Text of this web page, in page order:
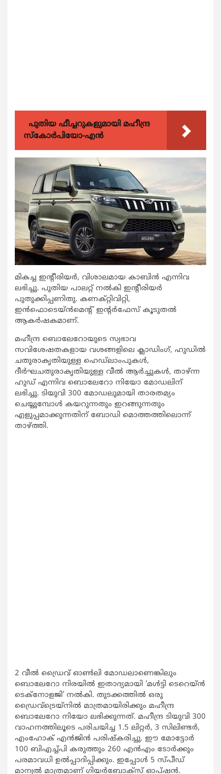
പുതിയ ഫീച്ചറുകളുമായി മഹീന്ദ്ര
സ്കോർപിയോ-എൻ
മികച്ച ഇന്റീരിയര്‍, വിശാലമായ കാബിന്‍ എന്നിവ
ലഭിച്ചു. പുതിയ പാലറ്റ് നല്‍കി ഇന്റീരിയര്‍
പുതുക്കിപ്പണിതു. കണക്റ്റിവിറ്റി,
ഇന്‍ഫൊടെയ്ന്‍മെന്റ് ഇന്റര്‍ഫേസ് കൂടുതല്‍
ആകര്‍ഷകമാണ്.
മഹീന്ദ്ര ബൊലേറോയുടെ സ്വഭാവ
സവിശേഷതകളായ വശങ്ങളിലെ ക്ലാഡിംഗ്, ഹുഡില്‍
ചതുരാകൃതിയുള്ള ഹെഡ്‌ലാംപുകള്‍,
ദീര്‍ഘചതുരാകൃതിയുള്ള വീല്‍ ആര്‍ച്ചുകള്‍, താഴ്ന്ന
ഹുഡ് എന്നിവ ബൊലേറോ നിയോ മോഡലിന്
ലഭിച്ചു. ടിയുവി 300 മോഡലുമായി താരതമ്യം
ചെയ്യുമ്പോള്‍ കയറുന്നതും ഇറങ്ങുന്നതും
എളുപ്പമാക്കുന്നതിന് ബോഡി മൊത്തത്തിലൊന്ന്
താഴ്ത്തി.
2 വീല്‍ ഡ്രൈവ് ഓണ്‍ലി മോഡലാണെങ്കിലും
ബൊലേറോ നിരയില്‍ ഇതാദ്യമായി ‘മള്‍ട്ടി ടെറെയ്ന്‍
ടെക്‌നോളജി’ നല്‍കി. തുടക്കത്തില്‍ ഒരു
ഡ്രൈവ്‌ട്രെയ്‌നില്‍ മാത്രമായിരിക്കും മഹീന്ദ്ര
ബൊലേറോ നിയോ ലഭിക്കുന്നത്. മഹീന്ദ്ര ടിയുവി 300
വാഹനത്തിലൂടെ പരിചയിച്ച 1.5 ലിറ്റര്‍, 3 സിലിണ്ടര്‍,
എംഹോക് എന്‍ജിന്‍ പരിഷ്‌കരിച്ചു. ഈ മോട്ടോര്‍
100 ബിഎച്ച്പി കരുത്തും 260 എന്‍എം ടോര്‍ക്കും
പരമാവധി ഉല്‍പ്പാദിപ്പിക്കും. ഇപ്പോള്‍ 5 സ്പീഡ്
മാന്വല്‍ മാത്രമാണ് ഗിയര്‍ബോക്‌സ് ഓപ്ഷന്‍.